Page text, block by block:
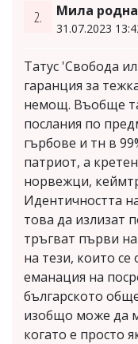
2. Мила
31.07.2023
Татус 'Свобода
гаранция за
немощ. Въобще
послания по
гърбове и тн в
патриот, а
норвежци,
Идентичността
това да излизат
тръгват първи
на тези, които се
еманация на
българското
изобщо може да
когато е просто